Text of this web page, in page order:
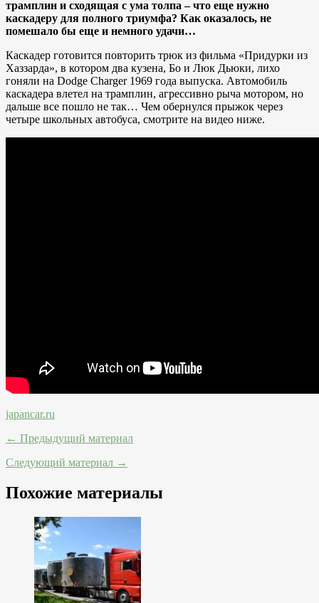
трамплин и сходящая с ума толпа – что еще нужно
каскадеру для полного триумфа? Как оказалось, не
помешало бы еще и немного удачи…
Каскадер готовится повторить трюк из фильма «Придурки из
Хаззарда», в котором два кузена, Бо и Люк Дьюки, лихо
гоняли на Dodge Charger 1969 года выпуска. Автомобиль
каскадера влетел на трамплин, агрессивно рыча мотором, но
дальше все пошло не так… Чем обернулся прыжок через
четыре школьных автобуса, смотрите на видео ниже.
japancar.ru
← Предыдущий материал
Следующий материал →
Похожие материалы